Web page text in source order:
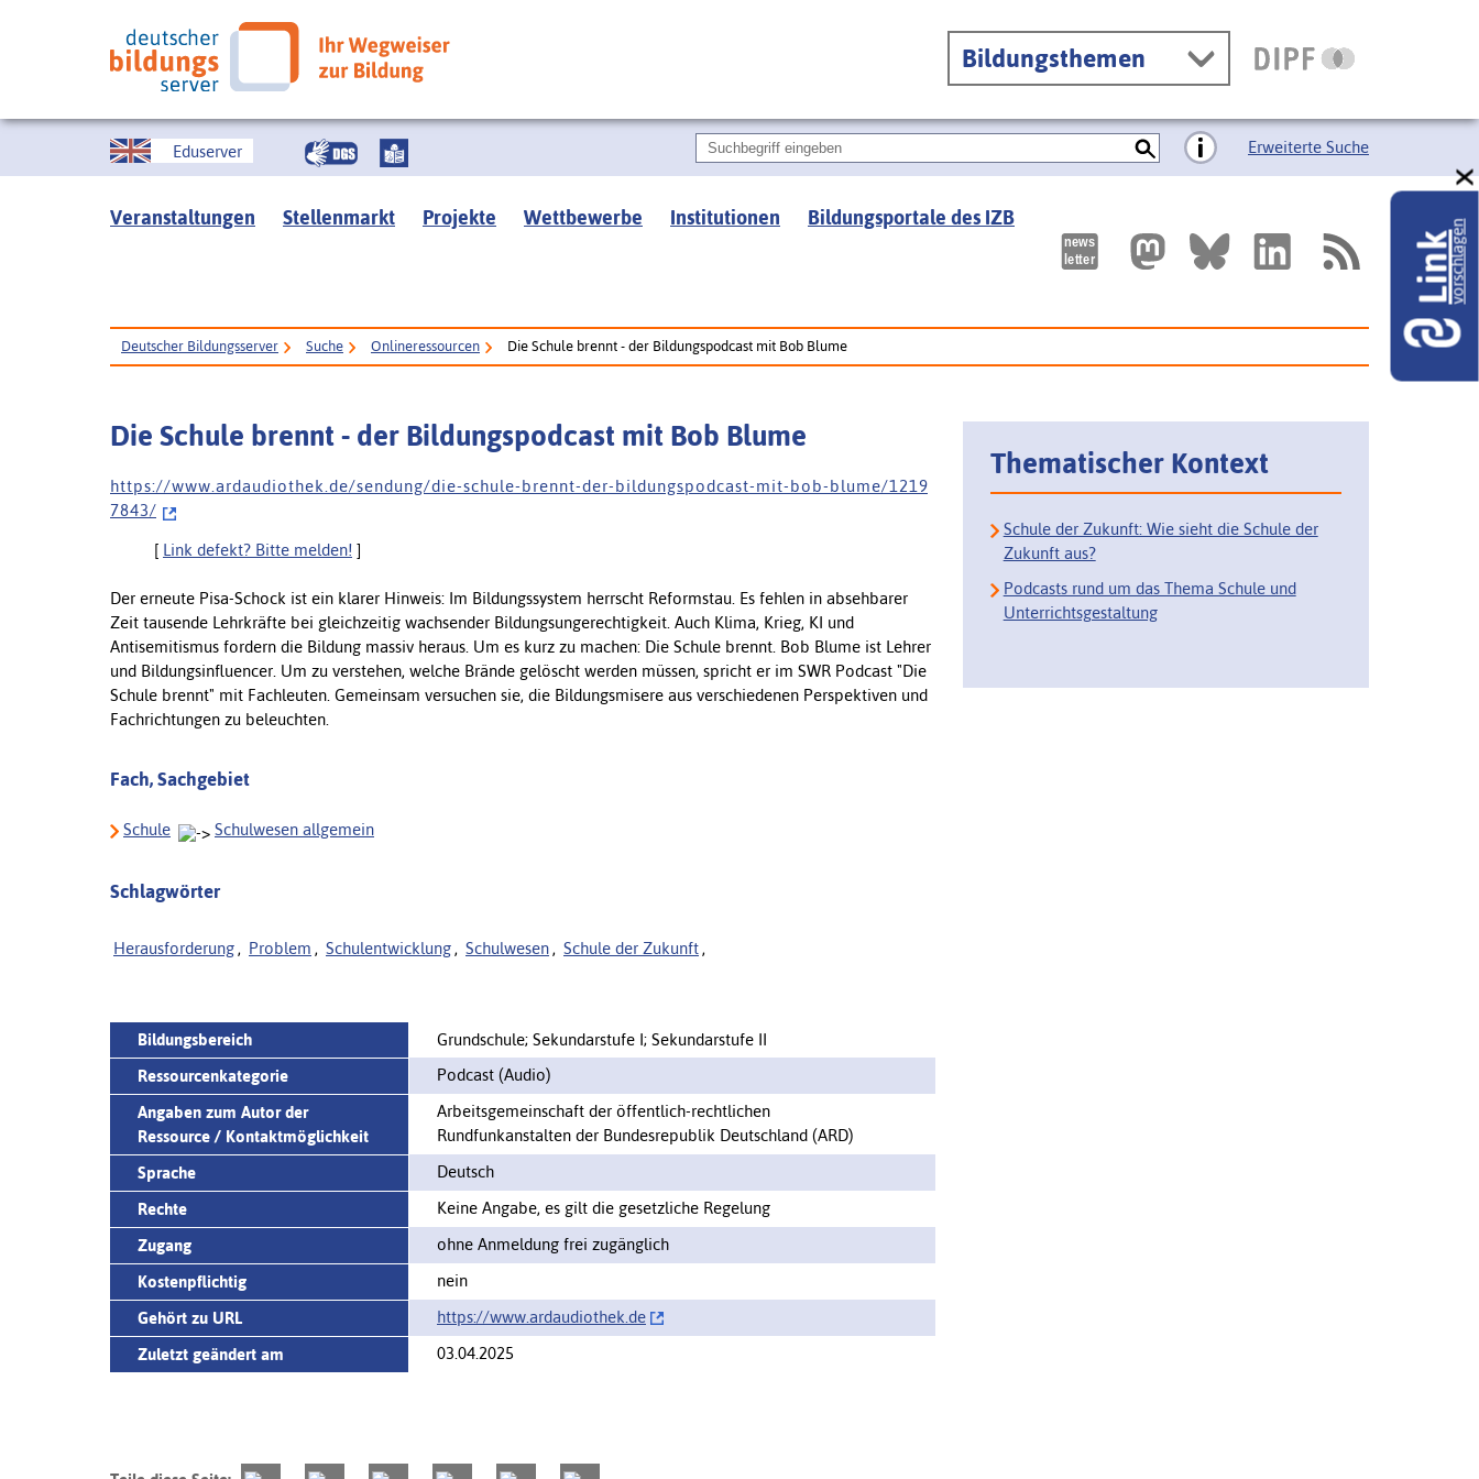
Bildungsthemen
Eduserver Erweiterte Suche
Veranstaltungen Stellenmarkt Projekte Wettbewerbe Institutionen Bildungsportale des IZB
Deutscher Bildungsserver Suche Onlineressourcen Die Schule brennt - der Bildungspodcast mit Bob Blume
Die Schule brennt - der Bildungspodcast mit Bob Blume
h t t p s : / / w w w . a r d a u d i o t h e k . d e / s e n d u n g / d i e - s c h u l e - b r e n n t - d e r - b i l d u n g s p o d c a s t - m i t - b o b - b l u m e / 1 2 1 9
7 8 4 3 /
[ Link defekt? Bitte melden! ]
Der erneute Pisa-Schock ist ein klarer Hinweis: Im Bildungssystem herrscht Reformstau. Es fehlen in absehbarer
Zeit tausende Lehrkräfte bei gleichzeitig wachsender Bildungsungerechtigkeit. Auch Klima, Krieg, KI und
Antisemitismus fordern die Bildung massiv heraus. Um es kurz zu machen: Die Schule brennt. Bob Blume ist Lehrer
und Bildungsinfluencer. Um zu verstehen, welche Brände gelöscht werden müssen, spricht er im SWR Podcast "Die
Schule brennt" mit Fachleuten. Gemeinsam versuchen sie, die Bildungsmisere aus verschiedenen Perspektiven und
Fachrichtungen zu beleuchten.
Fach, Sachgebiet
Schule Schulwesen allgemein
Schlagwörter
Herausforderung , Problem , Schulentwicklung , Schulwesen , Schule der Zukunft ,
Bildungsbereich
Grundschule; Sekundarstufe I; Sekundarstufe II
Ressourcenkategorie
Podcast (Audio)
Angaben zum Autor der
Ressource / Kontaktmöglichkeit
Arbeitsgemeinschaft der öffentlich-rechtlichen
Rundfunkanstalten der Bundesrepublik Deutschland (ARD)
Sprache
Deutsch
Rechte
Keine Angabe, es gilt die gesetzliche Regelung
Zugang
ohne Anmeldung frei zugänglich
Kostenpflichtig
nein
Gehört zu URL
https://‌www.ardaudiothek.de
Zuletzt geändert am
03.04.2025
Thematischer Kontext
Schule der Zukunft: Wie sieht die Schule der
Zukunft aus?
Podcasts rund um das Thema Schule und
Unterrichtsgestaltung
Linkvorschlagen